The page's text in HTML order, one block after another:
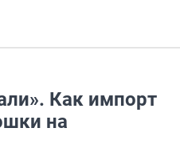
Как импорт
на